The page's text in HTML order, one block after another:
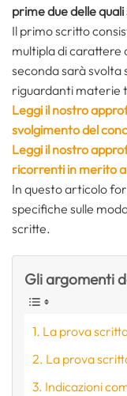
prime due delle
Il primo scritto
multipla di
seconda sarà
riguardanti materie
Leggi il nostro
svolgimento del
Leggi il nostro
ricorrenti in merito
In questo articolo
specifiche sulle
scritte.
Gli argomenti
La prova
La prova
Indicazioni